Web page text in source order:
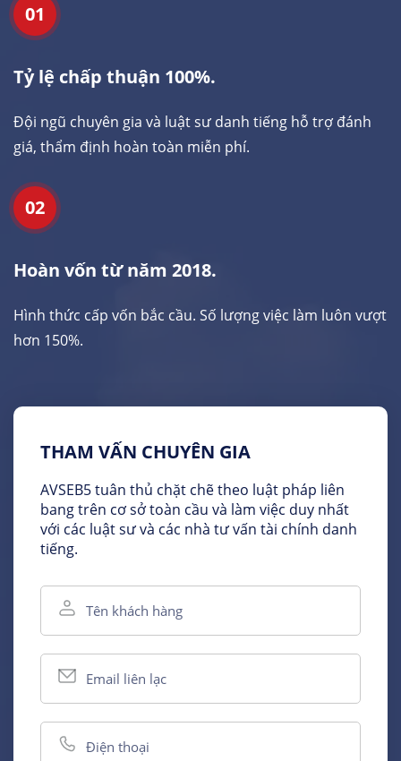
THAM VẤN CHUYÊN GIA
AVSEB5 tuân thủ chặt chẽ theo luật pháp liên
bang trên cơ sở toàn cầu và làm việc duy nhất
với các luật sư và các nhà tư vấn tài chính danh
tiếng.
01
Tỷ lệ chấp thuận 100%.
Đội ngũ chuyên gia và luật sư danh tiếng hỗ trợ đánh
giá, thẩm định hoàn toàn miễn phí.
02
Hoàn vốn từ năm 2018.
Hình thức cấp vốn bắc cầu. Số lượng việc làm luôn vượt
hơn 150%.